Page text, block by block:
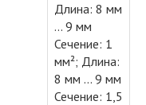
Длина: 8 мм
... 9 мм
Сечение: 1
мм²; Длина:
8 мм ... 9 мм
Сечение: 1,5